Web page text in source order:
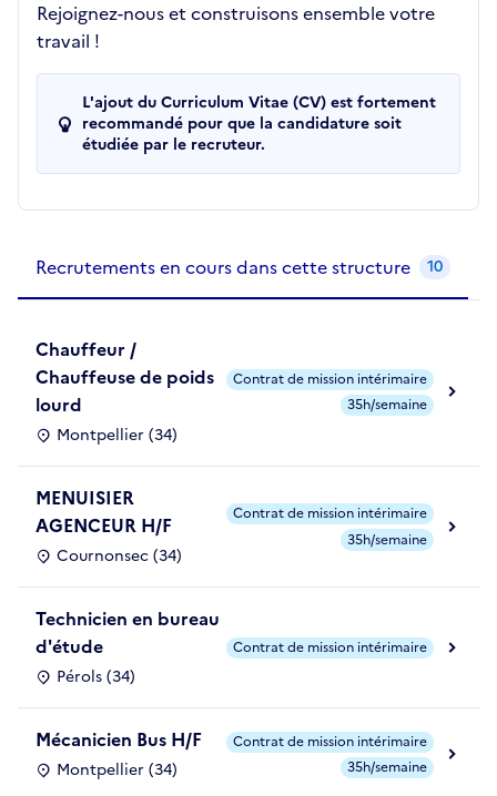
Rejoignez-nous et construisons ensemble votre
travail !
L'ajout du Curriculum Vitae (CV) est fortement
recommandé pour que la candidature soit
étudiée par le recruteur.
Recrutements en cours dans cette structure 10
Chauffeur /
Chauffeuse de poids
lourd
Montpellier (34)
Contrat de mission intérimaire
35h/semaine
MENUISIER
AGENCEUR H/F
Cournonsec (34)
Contrat de mission intérimaire
35h/semaine
Technicien en bureau
d'étude
Pérols (34)
Contrat de mission intérimaire
Mécanicien Bus H/F
Montpellier (34)
Contrat de mission intérimaire
35h/semaine